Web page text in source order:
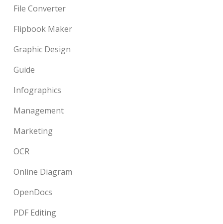
File Converter
Flipbook Maker
Graphic Design
Guide
Infographics
Management
Marketing
OCR
Online Diagram
OpenDocs
PDF Editing